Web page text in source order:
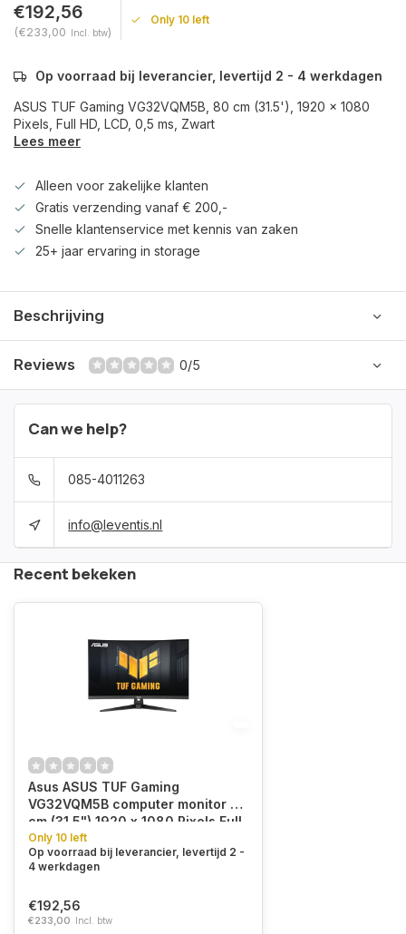
€192,56
(€233,00 Incl. btw)
Only 10 left
Op voorraad bij leverancier, levertijd 2 - 4 werkdagen
ASUS TUF Gaming VG32VQM5B, 80 cm (31.5'), 1920 x 1080
Pixels, Full HD, LCD, 0,5 ms, Zwart
Lees meer
Alleen voor zakelijke klanten
Gratis verzending vanaf € 200,-
Snelle klantenservice met kennis van zaken
25+ jaar ervaring in storage
Beschrijving
Reviews 0/5
Can we help?
085-4011263
info@leventis.nl
Recent bekeken
Asus ASUS TUF Gaming
VG32VQM5B computer monitor 80
cm (31.5") 1920 x 1080 Pixels Full
HD LCD Zwart
Only 10 left
Op voorraad bij leverancier, levertijd 2 -
4 werkdagen
€192,56
€233,00 Incl. btw